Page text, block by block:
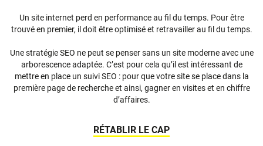
Un site internet perd en performance au fil du temps. Pour être
trouvé en premier, il doit être optimisé et retravailler au fil du temps.
Une stratégie SEO ne peut se penser sans un site moderne avec une
arborescence adaptée. C’est pour cela qu’il est intéressant de
mettre en place un suivi SEO : pour que votre site se place dans la
première page de recherche et ainsi, gagner en visites et en chiffre
d’affaires.
RÉTABLIR LE CAP